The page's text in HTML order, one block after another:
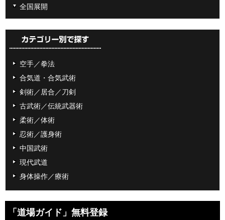
全国展開
空手／拳法
合気道・合気武術
剣術／居合／刀剣
古武術／伝統武器術
柔術／体術
忍術／護身術
中国武術
現代武道
身体操作／療術
「道場ガイド」無料登録